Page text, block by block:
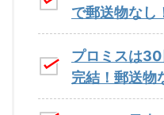
で郵送物なし
プロミスは
完結！郵送物